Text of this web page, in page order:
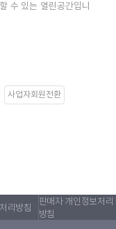
수 있는 열린공간입니
사업자회원전환
리방침
판매자 개인정보처리
방침